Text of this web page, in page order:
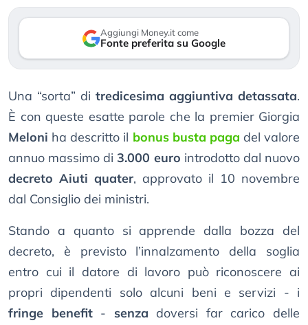
Aggiungi Money.it come
Fonte preferita su Google
Una “sorta” di tredicesima aggiuntiva detassata.
È con queste esatte parole che la premier Giorgia
Meloni ha descritto il bonus busta paga del valore
annuo massimo di3.000 euro introdotto dal nuovo
decreto Aiuti quater, approvato il 10 novembre
dal Consiglio dei ministri.
Stando a quanto si apprende dalla bozza del
decreto, è previsto l’innalzamento della soglia
entro cui il datore di lavoro può riconoscere ai
propri dipendenti solo alcuni beni e servizi - i
fringe benefit- senza doversi far carico delle